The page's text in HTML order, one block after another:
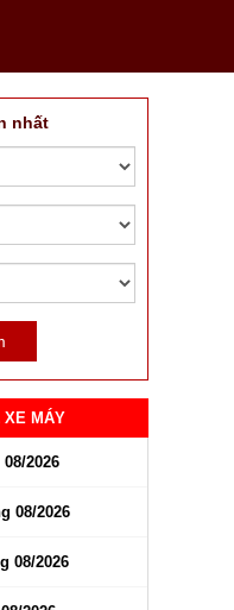
nhất
XE MÁY
2026
08/2026
08/2026